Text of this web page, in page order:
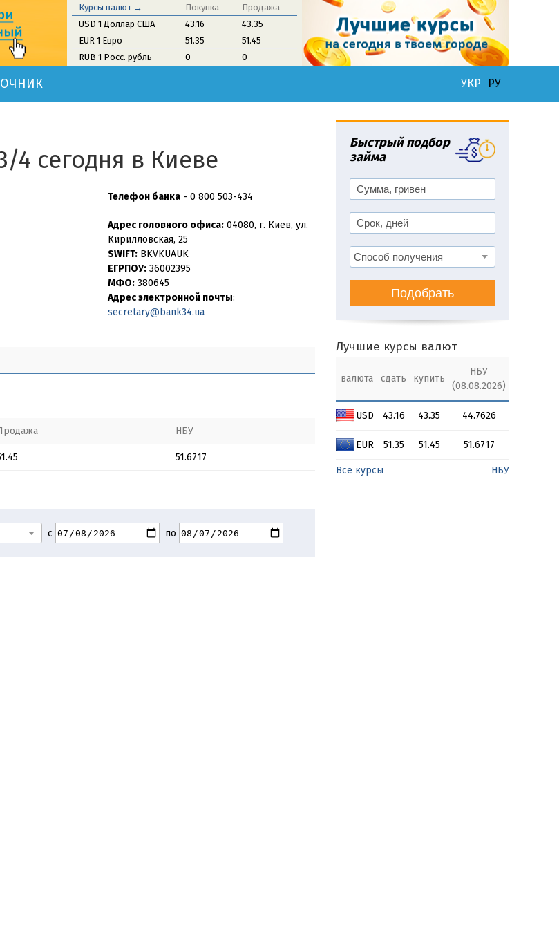
Курсы валют → Покупка
Продажа
USD 1 Доллар США
43.16
43.35
EUR 1 Евро
51.35
51.45
RUB 1 Росс. рубль
0 0
УКР РУ
4 сегодня в Киеве
Телефон банка - 0 800 503-434
Адрес головного офиса: 04080, г. Киев, ул.
Кирилловская, 25
SWIFT: BKVKUAUK
ЕГРПОУ: 36002395
МФО: 380645
Адрес электронной почты:
secretary@bank34.ua
НБУ
51.6717
с по
Быстрый подбор
займа
Подобрать
Лучшие курсы валют
валюта сдать купить
НБУ
(08.08.2026)
USD 43.16 43.35 44.7626
EUR 51.35 51.45 51.6717
Все курсы НБУ